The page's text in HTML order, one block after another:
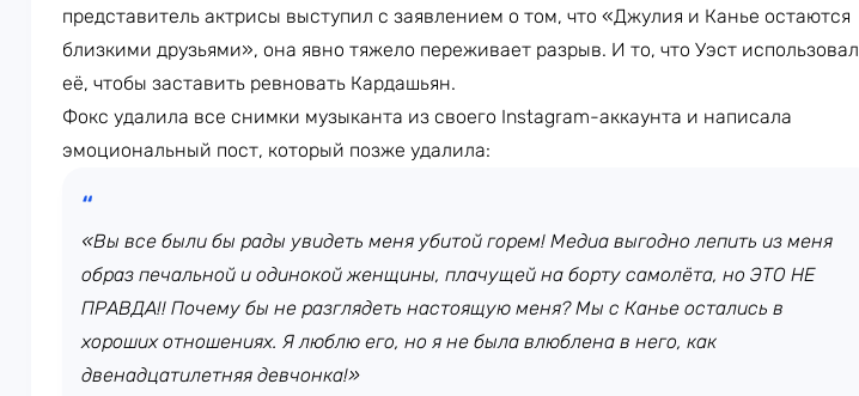
представитель актрисы выступил с заявлением о том, что «Джулия и Канье остаются
близкими друзьями», она явно тяжело переживает разрыв. И то, что Уэст использовал
её, чтобы заставить ревновать Кардашьян.
Фокс удалила все снимки музыканта из своего Instagram-аккаунта и написала
эмоциональный пост, который позже удалила:
«Вы все были бы рады увидеть меня убитой горем! Медиа выгодно лепить из меня
образ печальной и одинокой женщины, плачущей на борту самолёта, но ЭТО НЕ
ПРАВДА!! Почему бы не разглядеть настоящую меня? Мы с Канье остались в
хороших отношениях. Я люблю его, но я не была влюблена в него, как
двенадцатилетняя девчонка!»